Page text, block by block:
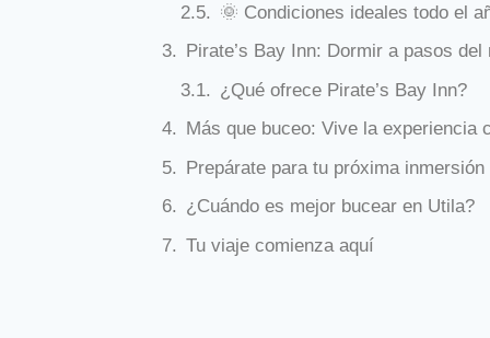
🌞 Condiciones ideales todo el
Pirate’s Bay Inn: Dormir a pasos del
¿Qué ofrece Pirate’s Bay Inn?
Más que buceo: Vive la experiencia
Prepárate para tu próxima inmersión
¿Cuándo es mejor bucear en Utila?
Tu viaje comienza aquí